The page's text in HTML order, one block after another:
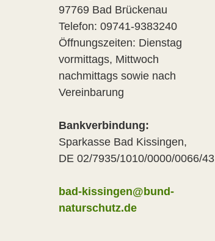
97769 Bad Brückenau
Telefon: 09741-9383240
Öffnungszeiten: Dienstag
vormittags, Mittwoch
nachmittags sowie nach
Vereinbarung
Bankverbindung:
Sparkasse Bad Kissingen,
DE 02/7935/1010/0000/0066/43
bad-kissingen@bund-
naturschutz.de